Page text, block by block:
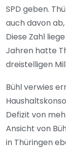
SPD geben.
auch davon
Diese Zahl
Jahren hatte
dreistelligen
Bühl verwies
Defizit von
Ansicht von
in Thüringen